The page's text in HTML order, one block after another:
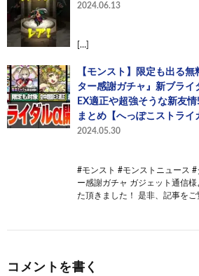
2024.06.13
[…]
【モンスト】限定も出る
ター感謝ガチャ』新ブライ
EX適正や超強そうな新友
まとめ【へっぽこストライ
2024.05.30
#モンスト #モンストニュース
ー感謝ガチャ ガジェット通信
た頂きました！ 是非、記事をご
コメントを書く